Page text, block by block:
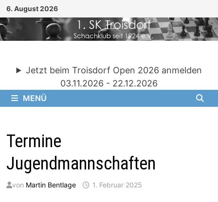
Zum
Inhalt
springen
6. August 2026
Jetzt beim Troisdorf Open 2026 anmelden
03.11.2026 - 22.12.2026
MENÜ
Termine
Jugendmannschaften
von Martin Bentlage 1. Februar 2025